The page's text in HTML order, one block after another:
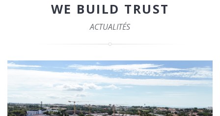
WE BUILD TRUST
ACTUALITÉS